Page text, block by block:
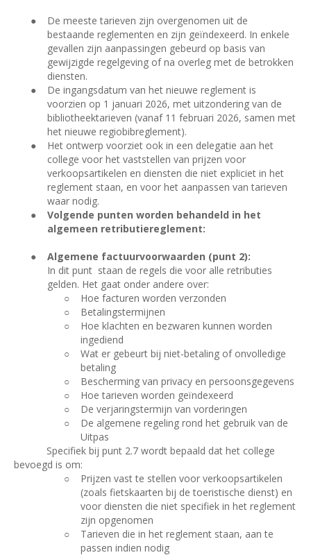
●
De meeste tarieven zijn overgenomen uit de
bestaande reglementen en zijn geïndexeerd. In enkele
gevallen zijn aanpassingen gebeurd op basis van
gewijzigde regelgeving of na overleg met de betrokken
diensten.
●
De ingangsdatum van het nieuwe reglement is
voorzien op 1 januari 2026, met uitzondering van de
bibliotheektarieven (vanaf 11 februari 2026, samen met
het nieuwe regiobibreglement).
●
Het ontwerp voorziet ook in een delegatie aan het
college voor het vaststellen van prijzen voor
verkoopsartikelen en diensten die niet expliciet in het
reglement staan, en voor het aanpassen van tarieven
waar nodig.
●
Volgende punten worden behandeld in het
algemeen retributiereglement:
●
Algemene factuurvoorwaarden (punt 2):
In dit punt staan de regels die voor alle retributies
gelden. Het gaat onder andere over:
○
Hoe facturen worden verzonden
○
Betalingstermijnen
○
Hoe klachten en bezwaren kunnen worden
ingediend
○
Wat er gebeurt bij niet-betaling of onvolledige
betaling
○
Bescherming van privacy en persoonsgegevens
○
Hoe tarieven worden geïndexeerd
○
De verjaringstermijn van vorderingen
○
De algemene regeling rond het gebruik van de
Uitpas
Specifiek bij punt 2.7 wordt bepaald dat het college
bevoegd is om:
○
Prijzen vast te stellen voor verkoopsartikelen
(zoals fietskaarten bij de toeristische dienst) en
voor diensten die niet specifiek in het reglement
zijn opgenomen
○
Tarieven die in het reglement staan, aan te
passen indien nodig